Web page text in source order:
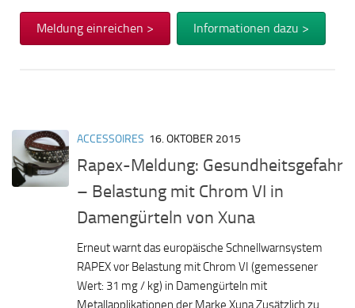
Meldung einreichen > Informationen dazu >
ACCESSOIRES 16. OKTOBER 2015
Rapex-Meldung: Gesundheitsgefahr
– Belastung mit Chrom VI in
Damengürteln von Xuna
Erneut warnt das europäische Schnellwarnsystem
RAPEX vor Belastung mit Chrom VI (gemessener
Wert: 31 mg / kg) in Damengürteln mit
Metallapplikationen der Marke Xuna Zusätzlich zu